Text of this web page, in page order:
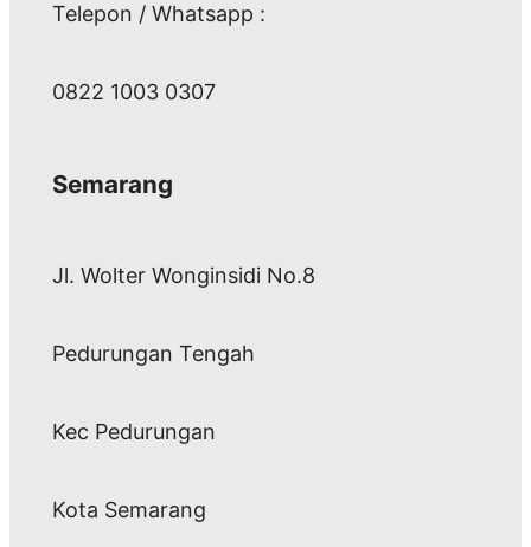
Telepon / Whatsapp :
0822 1003 0307
Semarang
Jl. Wolter Wonginsidi No.8
Pedurungan Tengah
Kec Pedurungan
Kota Semarang